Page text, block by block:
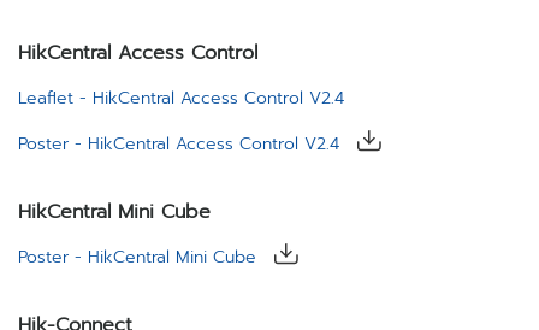
HikCentral Access Control
Leaflet - HikCentral Access Control V2.4
Poster - HikCentral Access Control V2.4
HikCentral Mini Cube
Poster - HikCentral Mini Cube